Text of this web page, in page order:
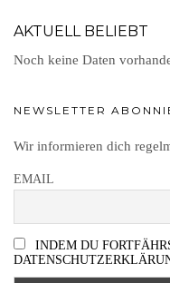
AKTUELL BELIEBT
Noch keine Daten
NEWSLETTER
Wir informieren dich
EMAIL
INDEM DU